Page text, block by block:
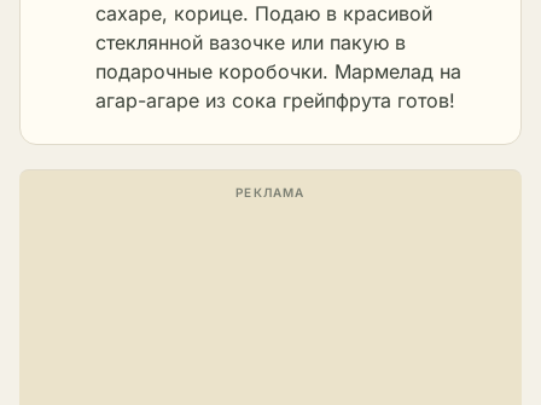
сахаре, корице. Подаю в красивой
стеклянной вазочке или пакую в
подарочные коробочки. Мармелад на
агар-агаре из сока грейпфрута готов!